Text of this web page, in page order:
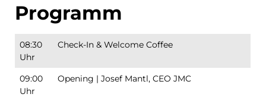
Programm
08:30
Uhr
Check-In & Welcome Coffee
09:00
Uhr
Opening | Josef Mantl, CEO JMC